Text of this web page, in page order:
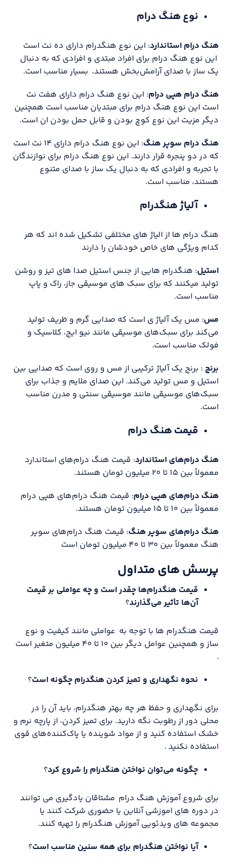
نوع هنگ درام
هنگ درام استاندارد: این نوع هنگدرام دارای ده نت است
این نوع هنگ درام برای افراد مبتدی و افرادی که به دنبال
یک ساز با صدای آرامش‌بخش هستند، بسیار مناسب است.
هنگ درام هپی درام: این نوع هنگ درام دارای هفت نت
است این نوع هنگ درام برای مبتدیان مناسب است همچنین
دیگر مزیت این نوع کوچ بودن و قابل حمل بودن ان است.
هنگ درام سوپر هنگ
: این نوع هنگ درام دارای ۱۴ نت است
که در دو پنجره قرار دارند. این نوع هنگ درام برای نوازندگان
با تجربه و افرادی که به دنبال یک ساز با صدای متنوع
هستند، مناسب است.
آلیاژ هنگدرام
هنگ درام ها از الیاژ های مختلفی تشکیل شده اند که هر
کدام ویژگی های خاص خودشان را دارند
استیل: هنگدرام هایی از جنس استیل صدا های تیز و روشن
تولید میکنند که برای سبک های موسیقی جاز، راک و پاپ
مناسب است.
مس: مس یک آلیاژ ی است که صدایی گرم و ظریف تولید
می‌کند برای سبک‌های موسیقی مانند نیو ایج، کلاسیک و
فولک مناسب است.
برنج : برنج یک آلیاژ ترکیبی از مس و روی است که صدایی بین
استیل و مس تولید می‌کند. این صدای ملایم و جذاب برای
سبک‌های موسیقی مانند موسیقی سنتی و مدرن مناسب
است.
قیمت هنگ درام
هنگ درام‌های استاندارد: قیمت هنگ درام‌های استاندارد
معمولاً بین ۱۵ تا ۲۰ میلیون تومان هستند.
هنگ درام‌های هپی درام: قیمت هنگ درام‌های هپی درام
معمولاً بین ۱۰ تا ۱۵ میلیون تومان هستند.
هنگ درام‌های سوپر هنگ: قیمت هنگ درام‌های سوپر
هنگ معمولاً بین ۳۰ تا ۴۰ میلیون تومان است
پرسش های متداول
قیمت هنگدرام‌ها چقدر است و چه عواملی بر قیمت
آن‌ها تأثیر می‌گذارند؟
قیمت هنگدرام ها با توجه به عواملی مانند کیفیت و نوع
ساز و همچنین عوامل دیگر بین ۱۰ تا ۴۰ میلیون متغیر است
.
نحوه نگهداری و تمیز کردن هنگدرام چگونه است؟
برای نگهداری و حفظ هر چه بهتر هنگدرام، باید آن را در
محلی دور از رطوبت نگه دارید. برای تمیز کردن، از پارچه نرم و
خشک استفاده کنید و از مواد شوینده یا پاک‌کننده‌های قوی
استفاده نکنید .
چگونه می‌توان نواختن هنگدرام را شروع کرد؟
برای شروع آموزش هنگ درام مشتاقان یادگیری می توانند
در دوره های اموزشی آنلاین یا حضوری شرکت کنند یا
مجموعه های ویدئویی آموزش هنگدرام را تهیه کنند.
آیا نواختن هنگدرام برای همه سنین مناسب است؟